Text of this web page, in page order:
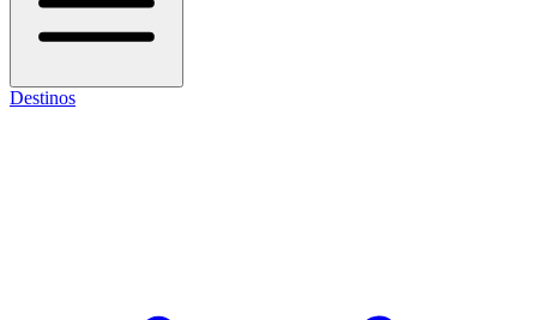
Destinos